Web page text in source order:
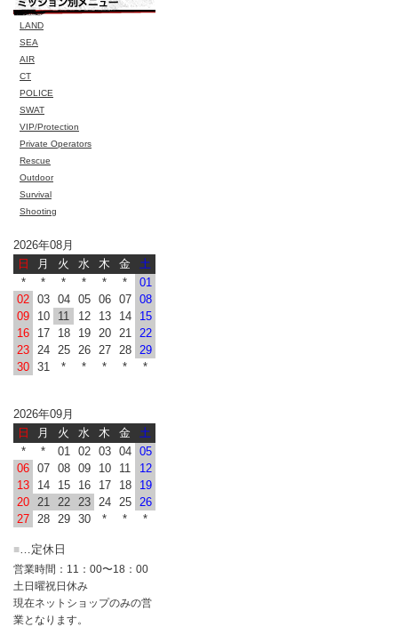
LAND
SEA
AIR
CT
POLICE
SWAT
VIP/Protection
Private Operators
Rescue
Outdoor
Survival
Shooting
2026年08月
日
月 火 水 木 金
土
*
* * * * *
01
02 03 04 05 06 07
08
09
10 11 12 13 14
15
16
17 18 19 20 21
22
23
24 25 26 27 28
29
30 31 * * * * *
2026年09月
日
月 火 水 木 金
土
*
* 01 02 03 04
05
06 07 08 09 10 11
12
13
14 15 16 17 18
19
20
21 22 23 24 25
26
27
28 29 30 * * *
■ …定休日
営業時間：11：00〜18：00
土日曜祝日休み
現在ネットショップのみの営
業となります。